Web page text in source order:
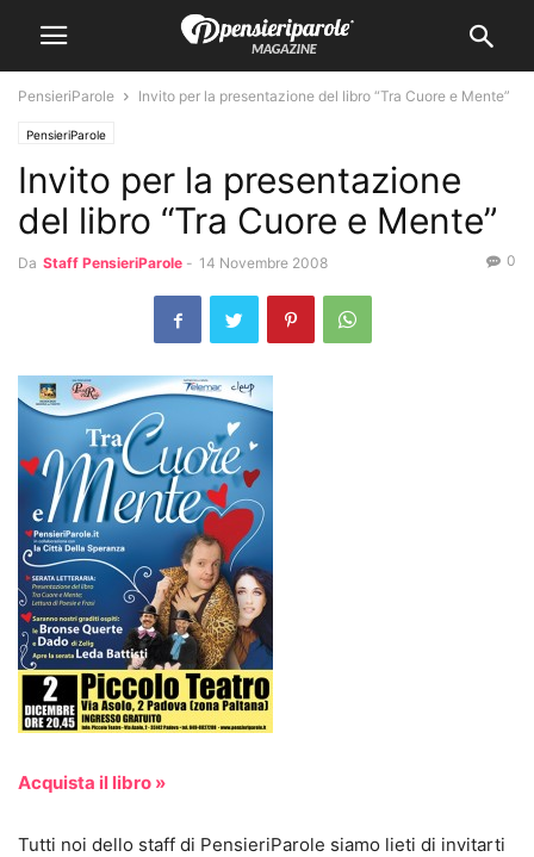
PensieriParole Invito per la presentazione del libro “Tra Cuore e Mente”
PensieriParole
Invito per la presentazione
del libro “Tra Cuore e Mente”
Da Staff PensieriParole - 14 Novembre 2008 0
Acquista il libro »
Tutti noi dello staff di PensieriParole siamo lieti di invitarti